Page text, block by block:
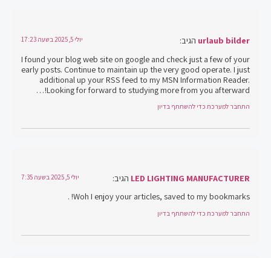
urlaub bilder הגיב: יולי 5, 2025 בשעה 17:23
I found your blog web site on google and check just a few of your
early posts. Continue to maintain up the very good operate. I just
additional up your RSS feed to my MSN Information Reader.
Looking for forward to studying more from you afterward!…
התחבר למערכת כדי להשתתף בדיון
LED LIGHTING MANUFACTURER הגיב: יולי 5, 2025 בשעה 7:35
Woh I enjoy your articles, saved to my bookmarks! .
התחבר למערכת כדי להשתתף בדיון